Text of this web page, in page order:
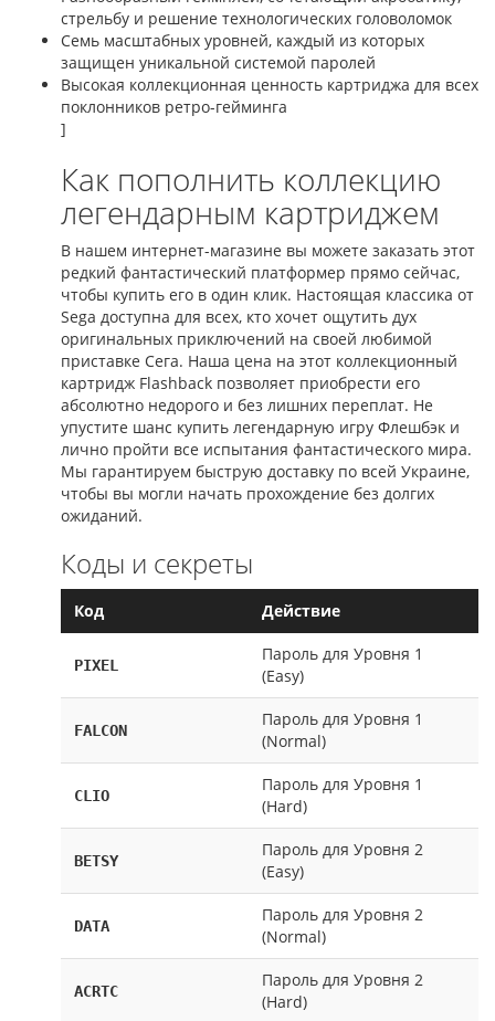
стрельбу и решение технологических головоломок
Семь масштабных уровней, каждый из которых
защищен уникальной системой паролей
Высокая коллекционная ценность картриджа для всех
поклонников ретро-гейминга
]
Как пополнить коллекцию
легендарным картриджем
В нашем интернет-магазине вы можете заказать этот
редкий фантастический платформер прямо сейчас,
чтобы купить его в один клик. Настоящая классика от
Sega доступна для всех, кто хочет ощутить дух
оригинальных приключений на своей любимой
приставке Сега. Наша цена на этот коллекционный
картридж Flashback позволяет приобрести его
абсолютно недорого и без лишних переплат. Не
упустите шанс купить легендарную игру Флешбэк и
лично пройти все испытания фантастического мира.
Мы гарантируем быструю доставку по всей Украине,
чтобы вы могли начать прохождение без долгих
ожиданий.
Коды и секреты
Код Действие
PIXEL
Пароль для Уровня 1
(Easy)
FALCON
Пароль для Уровня 1
(Normal)
CLIO
Пароль для Уровня 1
(Hard)
BETSY
Пароль для Уровня 2
(Easy)
DATA
Пароль для Уровня 2
(Normal)
ACRTC
Пароль для Уровня 2
(Hard)